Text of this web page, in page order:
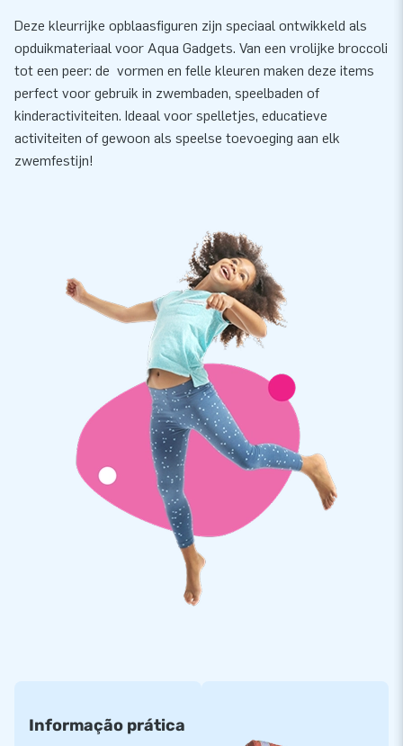
Deze kleurrijke opblaasfiguren zijn speciaal ontwikkeld als
opduikmateriaal voor Aqua Gadgets. Van een vrolijke broccoli
tot een peer: de vormen en felle kleuren maken deze items
perfect voor gebruik in zwembaden, speelbaden of
kinderactiviteiten. Ideaal voor spelletjes, educatieve
activiteiten of gewoon als speelse toevoeging aan elk
zwemfestijn!
Informação prática